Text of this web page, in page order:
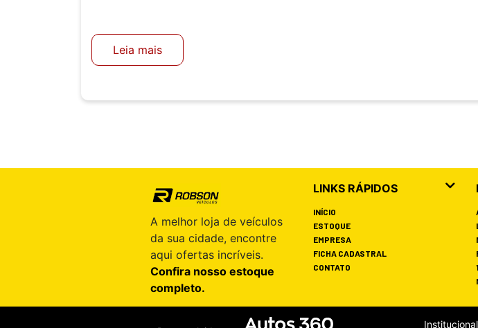
Leia mais
A melhor loja de veículos
da sua cidade, encontre
aqui ofertas incríveis.
Confira nosso estoque
completo.
LINKS RÁPIDOS
INÍCIO
ESTOQUE
EMPRESA
FICHA CADASTRAL
CONTATO